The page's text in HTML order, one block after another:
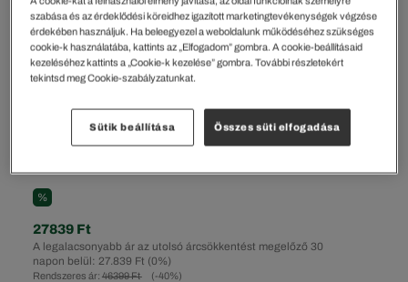
%
Rendszeres ár: 46399 Ft (-40%)
A legalacsonyabb ár az utolsó árcsökkentést megelőző 30
napon belül: 27.839 Ft (0%)
27839 Ft
szabása és az érdeklődési köreidhez igazított marketingtevékenységek végzése
érdekében használjuk. Ha beleegyezel a weboldalunk működéséhez szükséges
cookie-k használatába, kattints az „Elfogadom” gombra. A cookie-beállításaid
kezeléséhez kattints a „Cookie-k kezelése” gombra. További részletekért
tekintsd meg Cookie-szabályzatunkat.
Sütik beállítása Összes süti elfogadása